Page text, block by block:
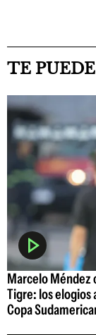
TE
Marcelo Méndez
Tigre: los elogios
Copa